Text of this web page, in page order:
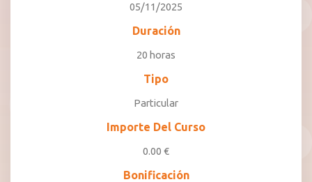
05/11/2025
Duración
20 horas
Tipo
Particular
Importe Del Curso
0.00 €
Bonificación